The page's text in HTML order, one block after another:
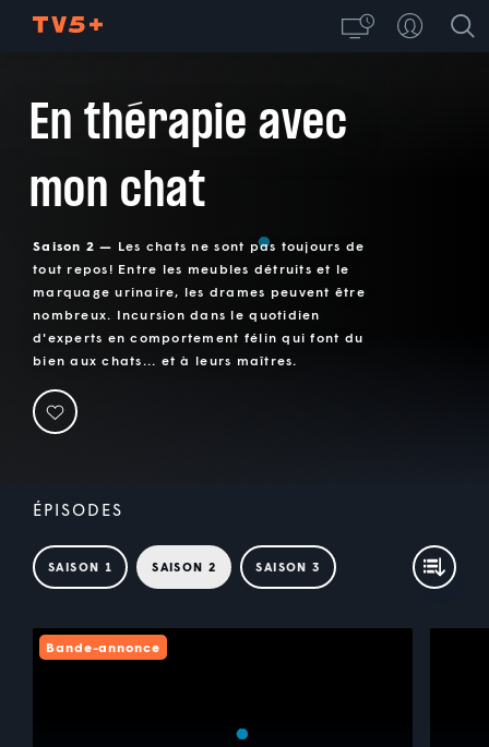
En thérapie avec
mon chat
Saison 2 — Les chats ne sont pas toujours de
tout repos! Entre les meubles détruits et le
marquage urinaire, les drames peuvent être
nombreux. Incursion dans le quotidien
d'experts en comportement félin qui font du
bien aux chats... et à leurs maîtres.
ÉPISODES
SAISON 1 SAISON 2 SAISON 3
Bande-annonce